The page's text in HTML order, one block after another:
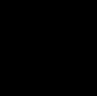
leistungsstarken Tools
und mühelos in